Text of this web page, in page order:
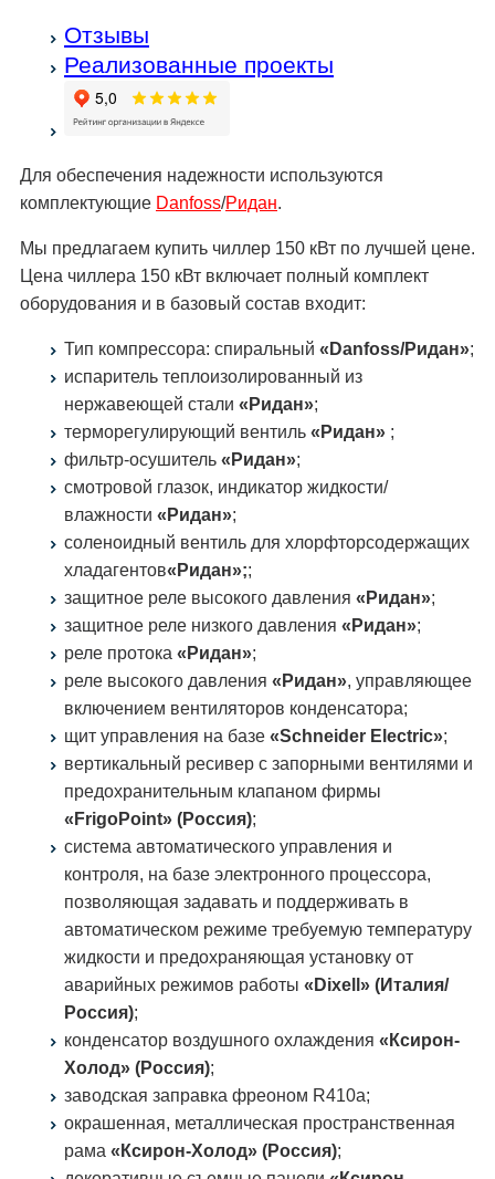
Отзывы
Реализованные проекты
Для обеспечения надежности используются
комплектующие Danfoss/Ридан.
Мы предлагаем купить чиллер 150 кВт по лучшей цене.
Цена чиллера 150 кВт включает полный комплект
оборудования и в базовый состав входит:
Тип компрессора: спиральный «Danfoss/Ридан»;
испаритель теплоизолированный из
нержавеющей стали «Ридан»;
терморегулирующий вентиль «Ридан» ;
фильтр-осушитель «Ридан»;
смотровой глазок, индикатор жидкости/
влажности «Ридан»;
соленоидный вентиль для хлорфторсодержащих
хладагентов«Ридан»;;
защитное реле высокого давления «Ридан»;
защитное реле низкого давления «Ридан»;
реле протока «Ридан»;
реле высокого давления «Ридан», управляющее
включением вентиляторов конденсатора;
щит управления на базе «Schneider Electric»;
вертикальный ресивер с запорными вентилями и
предохранительным клапаном фирмы
«FrigoPoint» (Россия);
система автоматического управления и
контроля, на базе электронного процессора,
позволяющая задавать и поддерживать в
автоматическом режиме требуемую температуру
жидкости и предохраняющая установку от
аварийных режимов работы «Dixell» (Италия/
Россия);
конденсатор воздушного охлаждения «Ксирон-
Холод» (Россия);
заводская заправка фреоном R410a;
окрашенная, металлическая пространственная
рама «Ксирон-Холод» (Россия);